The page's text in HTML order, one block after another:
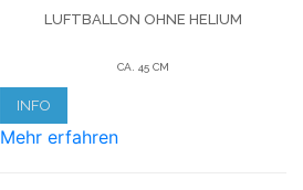
LUFTBALLON OHNE HELIUM
CA. 45 CM
INFO
Mehr erfahren